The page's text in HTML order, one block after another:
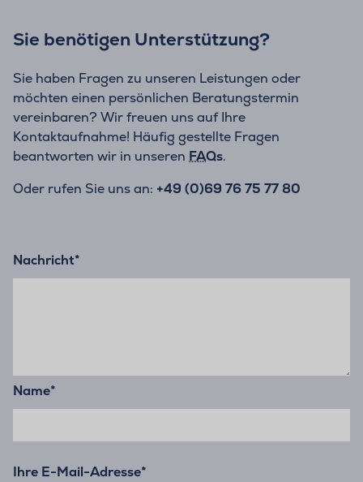
Sie benötigen Unterstützung?
Sie haben Fragen zu unseren Leistungen oder
möchten einen persönlichen Beratungstermin
vereinbaren? Wir freuen uns auf Ihre
Kontaktaufnahme! Häufig gestellte Fragen
beantworten wir in unseren FAQs.
Oder rufen Sie uns an: +49 (0)69 76 75 77 80
Nachricht*
Name*
Ihre E-Mail-Adresse*